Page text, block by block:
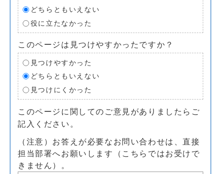
どちらともいえない
役に立たなかった
このページは見つけやすかったですか？
見つけやすかった
どちらともいえない
見つけにくかった
このページに関してのご意見がありましたらご
記入ください。
（注意）お答えが必要なお問い合わせは、直接
担当部署へお願いします（こちらではお受けで
きません）。